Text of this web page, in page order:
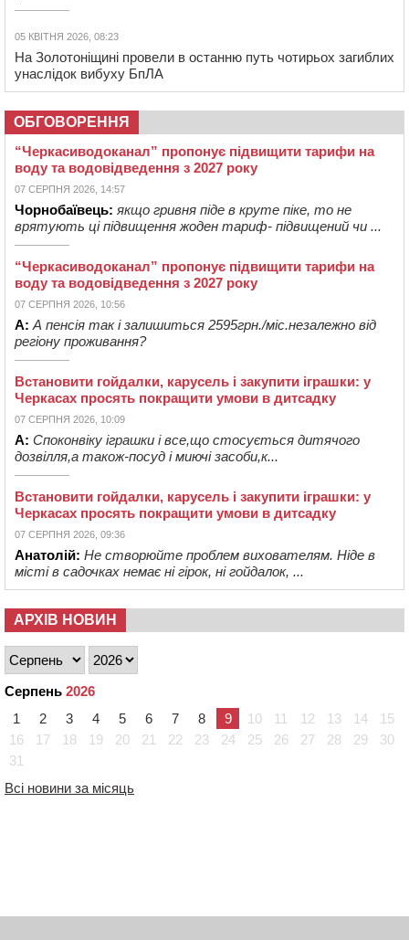
05 КВІТНЯ 2026, 08:23
На Золотоніщині провели в останню путь чотирьох загиблих
унаслідок вибуху БпЛА
ОБГОВОРЕННЯ
“Черкасиводоканал” пропонує підвищити тарифи на
воду та водовідведення з 2027 року
07 СЕРПНЯ 2026, 14:57
Чорнобаївець: якщо гривня піде в круте піке, то не
врятують ці підвищення жоден тариф- підвищений чи ...
“Черкасиводоканал” пропонує підвищити тарифи на
воду та водовідведення з 2027 року
07 СЕРПНЯ 2026, 10:56
А: А пенсія так і залишиться 2595грн./міс.незалежно від
регіону проживання?
Встановити гойдалки, карусель і закупити іграшки: у
Черкасах просять покращити умови в дитсадку
07 СЕРПНЯ 2026, 10:09
А: Споконвіку іграшки і все,що стосується дитячого
дозвілля,а також-посуд і миючі засоби,к...
Встановити гойдалки, карусель і закупити іграшки: у
Черкасах просять покращити умови в дитсадку
07 СЕРПНЯ 2026, 09:36
Анатолій: Не створюйте проблем вихователям. Ніде в
місті в садочках немає ні гірок, ні гойдалок, ...
АРХІВ НОВИН
Серпень 2026
1
2 3 4 5 6 7 8 9 10 11 12 13 14
15
16
17 18 19 20 21 22 23 24 25 26 27 28 29
30
31
Всі новини за місяць